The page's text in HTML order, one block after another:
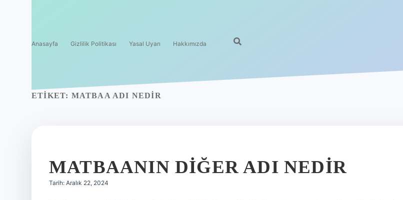
Anasayfa Gizlilik Politikası Yasal Uyarı Hakkımızda
ETIKET: MATBAA ADI NEDIR
MATBAANIN DIĞER ADI NEDIR
Tarih: Aralık 22, 2024